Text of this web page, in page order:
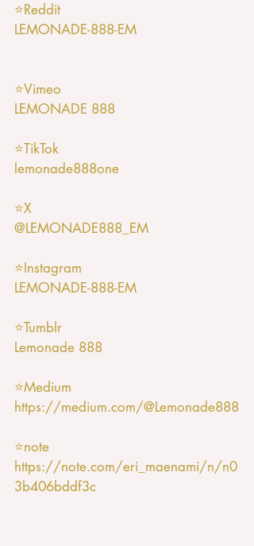
⭐️Reddit
LEMONADE-888-EM
⭐️Vimeo
LEMONADE 888
⭐️TikTok
lemonade888one
⭐️X
@LEMONADE888_EM
⭐️Instagram
LEMONADE-888-EM
⭐️Tumblr
Lemonade 888
⭐️Medium
https://medium.com/@Lemonade888
⭐️note
https://note.com/eri_maenami/n/n0
3b406bddf3c